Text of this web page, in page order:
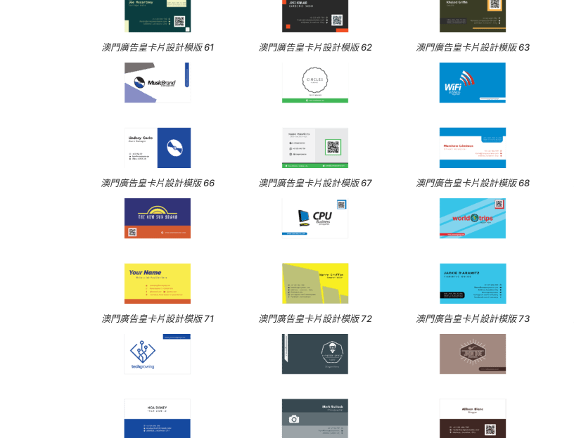
澳門廣告皇卡片設計模版 61 澳門廣告皇卡片設計模版 62 澳門廣告皇卡片設計模版 63
澳門廣告皇卡片設計模版 66 澳門廣告皇卡片設計模版 67 澳門廣告皇卡片設計模版 68
澳門廣告皇卡片設計模版 71 澳門廣告皇卡片設計模版 72 澳門廣告皇卡片設計模版 73